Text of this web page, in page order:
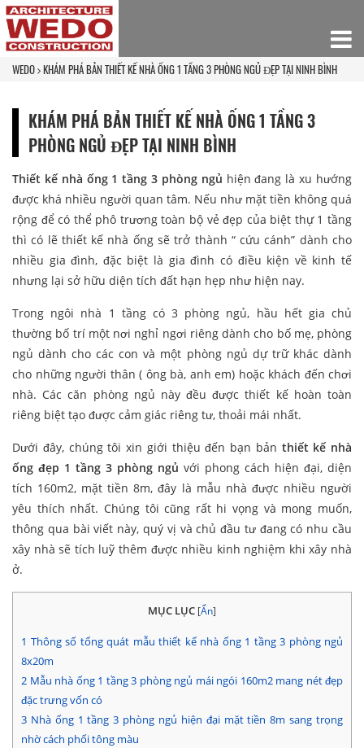
WEDO KHÁM PHÁ BẢN THIẾT KẾ NHÀ ỐNG 1 TẦNG 3 PHÒNG NGỦ ĐẸP TẠI NINH BÌNH
KHÁM PHÁ BẢN THIẾT KẾ NHÀ ỐNG 1 TẦNG 3
PHÒNG NGỦ ĐẸP TẠI NINH BÌNH
Thiết kế nhà ống 1 tầng 3 phòng ngủ hiện đang là xu hướng
được khá nhiều người quan tâm. Nếu như mặt tiền không quá
rộng để có thể phô trương toàn bộ vẻ đẹp của biệt thự 1 tầng
thì có lẽ thiết kế nhà ống sẽ trở thành “ cứu cánh” dành cho
nhiều gia đình, đặc biệt là gia đình có điều kiện về kinh tế
nhưng lại sở hữu diện tích đất hạn hẹp như hiện nay.
Trong ngôi nhà 1 tầng có 3 phòng ngủ, hầu hết gia chủ
thường bố trí một nơi nghỉ ngơi riêng dành cho bố mẹ, phòng
ngủ dành cho các con và một phòng ngủ dự trữ khác dành
cho những người thân ( ông bà, anh em) hoặc khách đến chơi
nhà. Các căn phòng ngủ này đều được thiết kế hoàn toàn
riêng biệt tạo được cảm giác riêng tư, thoải mái nhất.
Dưới đây, chúng tôi xin giới thiệu đến bạn bản thiết kế nhà
ống đẹp 1 tầng 3 phòng ngủ với phong cách hiện đại, diện
tích 160m2, mặt tiền 8m, đây là mẫu nhà được nhiều người
yêu thích nhất. Chúng tôi cũng rất hi vọng và mong muốn,
thông qua bài viết này, quý vị và chủ đầu tư đang có nhu cầu
xây nhà sẽ tích luỹ thêm được nhiều kinh nghiệm khi xây nhà
ở.
MỤC LỤC [Ẩn]
1 Thông số tổng quát mẫu thiết kế nhà ống 1 tầng 3 phòng ngủ
8x20m
2 Mẫu nhà ống 1 tầng 3 phòng ngủ mái ngói 160m2 mang nét đẹp
đặc trưng vốn có
3 Nhà ống 1 tầng 3 phòng ngủ hiện đại mặt tiền 8m sang trọng
nhờ cách phối tông màu